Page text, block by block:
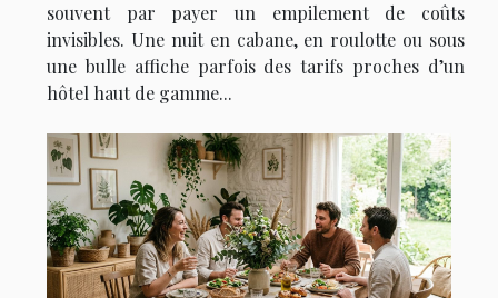
souvent par payer un empilement de coûts
invisibles. Une nuit en cabane, en roulotte ou sous
une bulle affiche parfois des tarifs proches d’un
hôtel haut de gamme...